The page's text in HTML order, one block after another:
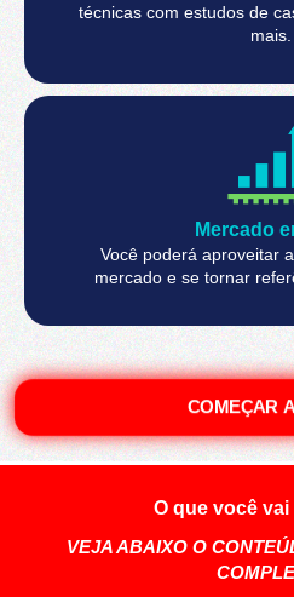
técnicas com estudos de
mais.
Mercado
Você poderá aproveitar
mercado e se tornar
COMEÇAR
O que você
VEJA ABAIXO O